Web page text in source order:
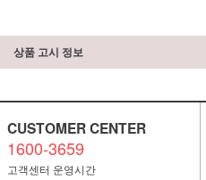
상품 고시 정보
CUSTOMER CENTER
1600-3659
고객센터 운영시간